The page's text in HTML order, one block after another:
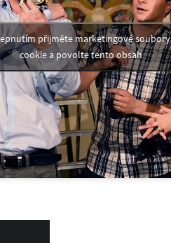
přijměte marketingové soubory
cookie a povolte tento obsah